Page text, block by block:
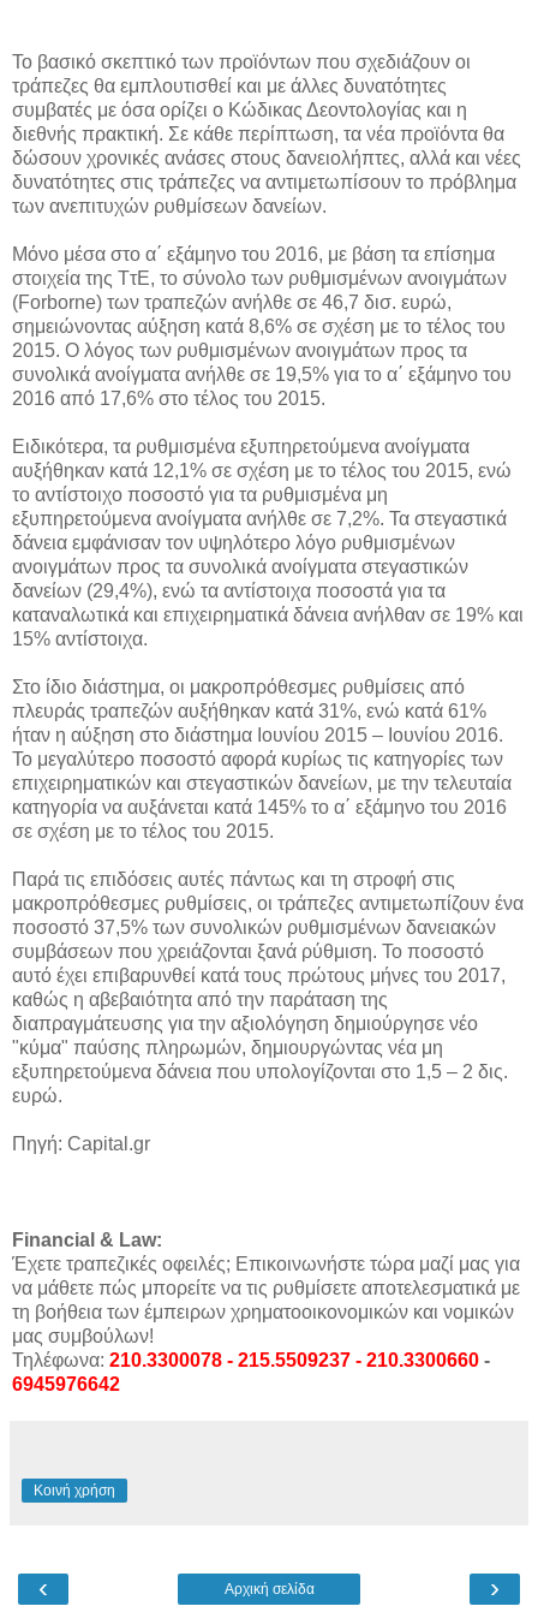
Το βασικό σκεπτικό των προϊόντων που σχεδιάζουν οι
τράπεζες θα εμπλουτισθεί και με άλλες δυνατότητες
συμβατές με όσα ορίζει ο Κώδικας Δεοντολογίας και η
διεθνής πρακτική. Σε κάθε περίπτωση, τα νέα προϊόντα θα
δώσουν χρονικές ανάσες στους δανειολήπτες, αλλά και νέες
δυνατότητες στις τράπεζες να αντιμετωπίσουν το πρόβλημα
των ανεπιτυχών ρυθμίσεων δανείων.
Μόνο μέσα στο α΄ εξάμηνο του 2016, με βάση τα επίσημα
στοιχεία της ΤτΕ, το σύνολο των ρυθμισμένων ανοιγμάτων
(Forborne) των τραπεζών ανήλθε σε 46,7 δισ. ευρώ,
σημειώνοντας αύξηση κατά 8,6% σε σχέση με το τέλος του
2015. Ο λόγος των ρυθμισμένων ανοιγμάτων προς τα
συνολικά ανοίγματα ανήλθε σε 19,5% για το α΄ εξάμηνο του
2016 από 17,6% στο τέλος του 2015.
Ειδικότερα, τα ρυθμισμένα εξυπηρετούμενα ανοίγματα
αυξήθηκαν κατά 12,1% σε σχέση με το τέλος του 2015, ενώ
το αντίστοιχο ποσοστό για τα ρυθμισμένα μη
εξυπηρετούμενα ανοίγματα ανήλθε σε 7,2%. Τα στεγαστικά
δάνεια εμφάνισαν τον υψηλότερο λόγο ρυθμισμένων
ανοιγμάτων προς τα συνολικά ανοίγματα στεγαστικών
δανείων (29,4%), ενώ τα αντίστοιχα ποσοστά για τα
καταναλωτικά και επιχειρηματικά δάνεια ανήλθαν σε 19% και
15% αντίστοιχα.
Στο ίδιο διάστημα, οι μακροπρόθεσμες ρυθμίσεις από
πλευράς τραπεζών αυξήθηκαν κατά 31%, ενώ κατά 61%
ήταν η αύξηση στο διάστημα Ιουνίου 2015 – Ιουνίου 2016.
Το μεγαλύτερο ποσοστό αφορά κυρίως τις κατηγορίες των
επιχειρηματικών και στεγαστικών δανείων, με την τελευταία
κατηγορία να αυξάνεται κατά 145% το α΄ εξάμηνο του 2016
σε σχέση με το τέλος του 2015.
Παρά τις επιδόσεις αυτές πάντως και τη στροφή στις
μακροπρόθεσμες ρυθμίσεις, οι τράπεζες αντιμετωπίζουν ένα
ποσοστό 37,5% των συνολικών ρυθμισμένων δανειακών
συμβάσεων που χρειάζονται ξανά ρύθμιση. Το ποσοστό
αυτό έχει επιβαρυνθεί κατά τους πρώτους μήνες του 2017,
καθώς η αβεβαιότητα από την παράταση της
διαπραγμάτευσης για την αξιολόγηση δημιούργησε νέο
"κύμα" παύσης πληρωμών, δημιουργώντας νέα μη
εξυπηρετούμενα δάνεια που υπολογίζονται στο 1,5 – 2 δις.
ευρώ.
Πηγή: Capital.gr
Financial & Law:
Έχετε τραπεζικές οφειλές; Επικοινωνήστε τώρα μαζί μας για
να μάθετε πώς μπορείτε να τις ρυθμίσετε αποτελεσματικά με
τη βοήθεια των έμπειρων χρηματοοικονομικών και νομικών
μας συμβούλων!
Τηλέφωνα: 210.3300078 - 215.5509237 - 210.3300660 -
6945976642
Κοινή χρήση
‹ ›
Αρχική σελίδα